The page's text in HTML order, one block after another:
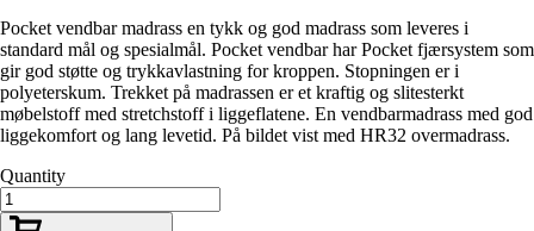
Pocket vendbar madrass en tykk og god madrass som leveres i
standard mål og spesialmål. Pocket vendbar har Pocket fjærsystem som
gir god støtte og trykkavlastning for kroppen. Stopningen er i
polyeterskum. Trekket på madrassen er et kraftig og slitesterkt
møbelstoff med stretchstoff i liggeflatene. En vendbarmadrass med god
liggekomfort og lang levetid. På bildet vist med HR32 overmadrass.
Quantity